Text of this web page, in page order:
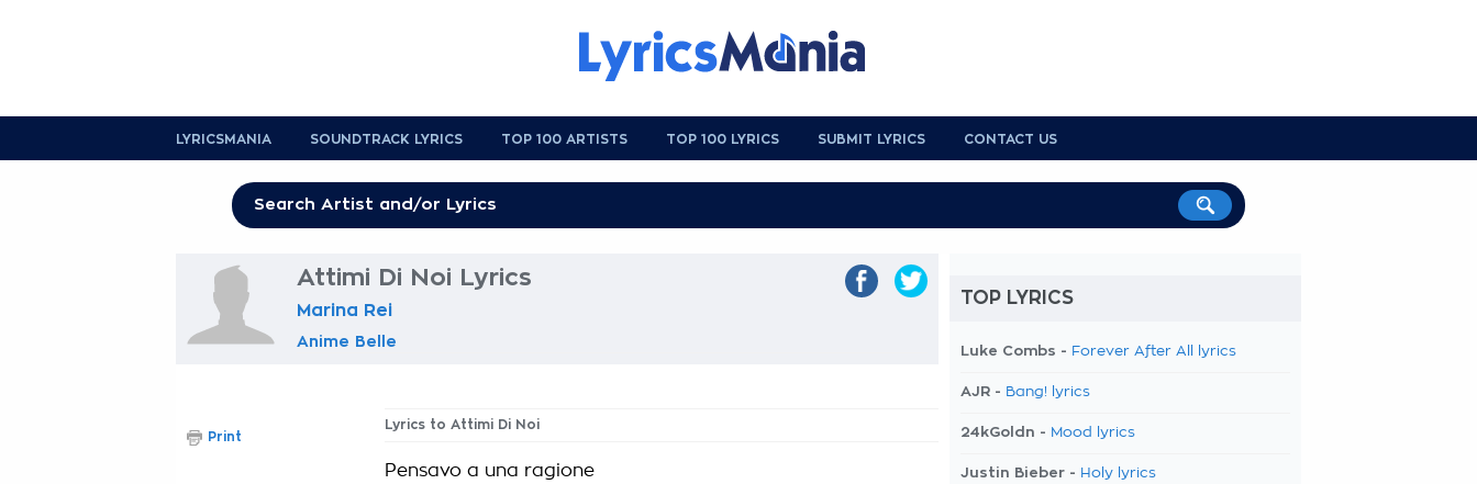
LYRICSMANIA SOUNDTRACK LYRICS TOP 100 ARTISTS TOP 100 LYRICS SUBMIT LYRICS CONTACT US
Attimi Di Noi Lyrics
Marina Rei
Anime Belle
Lyrics to Attimi Di Noi
Pensavo a una ragione
Print
TOP LYRICS
Luke Combs - Forever After All lyrics
AJR - Bang! lyrics
24kGoldn - Mood lyrics
Justin Bieber - Holy lyrics